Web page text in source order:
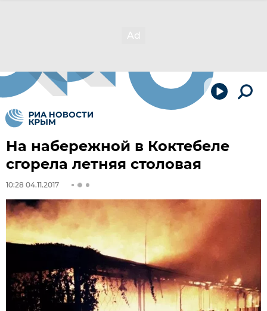
На набережной в Коктебеле
сгорела летняя столовая
10:28 04.11.2017